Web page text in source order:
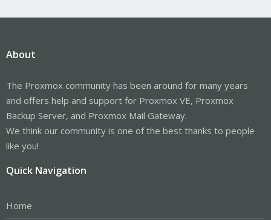
About
The Proxmox community has been around for many years
and offers help and support for Proxmox VE, Proxmox
Backup Server, and Proxmox Mail Gateway.
We think our community is one of the best thanks to people
like you!
Quick Navigation
Home